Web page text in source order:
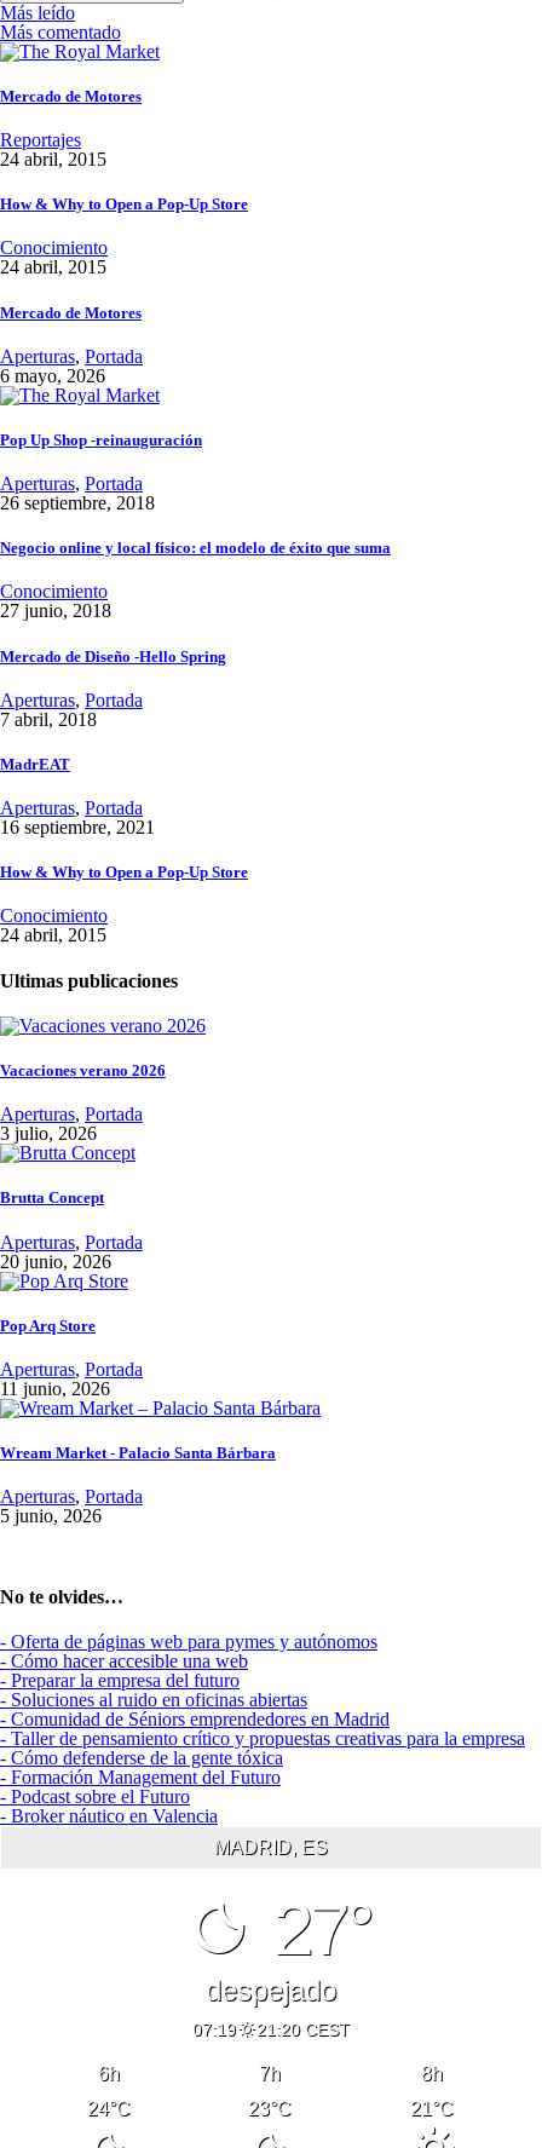
Más leído
Más comentado
Mercado de Motores
Reportajes
24 abril, 2015
How & Why to Open a Pop-Up Store
Conocimiento
24 abril, 2015
Mercado de Motores
Aperturas, Portada
6 mayo, 2026
Pop Up Shop -reinauguración
Aperturas, Portada
26 septiembre, 2018
Negocio online y local físico: el modelo de éxito que suma
Conocimiento
27 junio, 2018
Mercado de Diseño -Hello Spring
Aperturas, Portada
7 abril, 2018
MadrEAT
Aperturas, Portada
16 septiembre, 2021
How & Why to Open a Pop-Up Store
Conocimiento
24 abril, 2015
Ultimas publicaciones
Vacaciones verano 2026
Aperturas, Portada
3 julio, 2026
Brutta Concept
Aperturas, Portada
20 junio, 2026
Pop Arq Store
Aperturas, Portada
11 junio, 2026
Wream Market - Palacio Santa Bárbara
Aperturas, Portada
5 junio, 2026
No te olvides…
- Oferta de páginas web para pymes y autónomos
- Cómo hacer accesible una web
- Preparar la empresa del futuro
- Soluciones al ruido en oficinas abiertas
- Comunidad de Séniors emprendedores en Madrid
- Taller de pensamiento crítico y propuestas creativas para la empresa
- Cómo defenderse de la gente tóxica
- Formación Management del Futuro
- Podcast sobre el Futuro
- Broker náutico en Valencia
MADRID, ES
27°
despejado
07:19 21:20 CEST
6h 7h 8h
24°C 23°C 21 °C